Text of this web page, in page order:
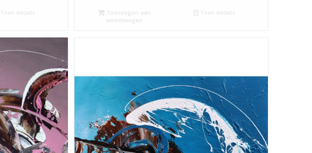
Toon details
Toevoegen aan
winkelwagen
Toon details